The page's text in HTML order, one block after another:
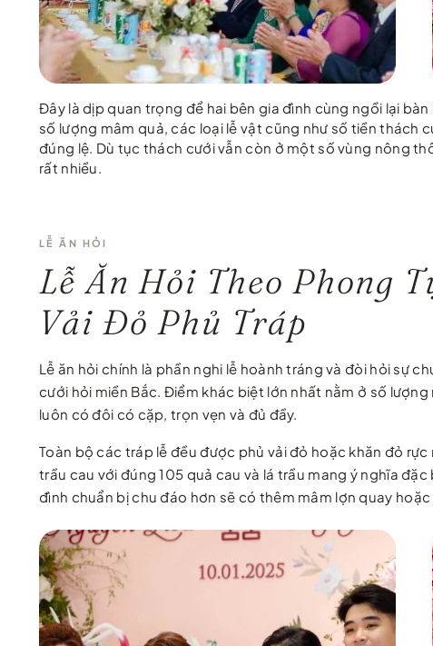
Đây là dịp quan trọng để hai bên gia đình cùng ngồi lại
số lượng mâm quả, các loại lễ vật cũng như số tiền thách
đúng lệ. Dù tục thách cưới vẫn còn ở một số vùng nông
rất nhiều.
LỄ ĂN HỎI
Lễ Ăn Hỏi Theo Phong
Vải Đỏ Phủ Tráp
Lễ ăn hỏi chính là phần nghi lễ hoành tráng và đòi hỏi sự
cưới hỏi miền Bắc. Điểm khác biệt lớn nhất nằm ở số
luôn có đôi có cặp, trọn vẹn và đủ đầy.
Toàn bộ các tráp lễ đều được phủ vải đỏ hoặc khăn đỏ
trầu cau với đúng 105 quả cau và lá trầu mang ý nghĩa
đình chuẩn bị chu đáo hơn sẽ có thêm mâm lợn quay hoặc